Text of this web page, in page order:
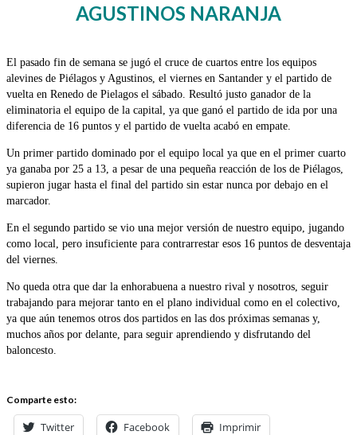
AGUSTINOS NARANJA
El pasado fin de semana se jugó el cruce de cuartos entre los equipos
alevines de Piélagos y Agustinos, el viernes en Santander y el partido de
vuelta en Renedo de Pielagos el sábado. Resultó justo ganador de la
eliminatoria el equipo de la capital, ya que ganó el partido de ida por una
diferencia de 16 puntos y el partido de vuelta acabó en empate.
Un primer partido dominado por el equipo local ya que en el primer cuarto
ya ganaba por 25 a 13, a pesar de una pequeña reacción de los de Piélagos,
supieron jugar hasta el final del partido sin estar nunca por debajo en el
marcador.
En el segundo partido se vio una mejor versión de nuestro equipo, jugando
como local, pero insuficiente para contrarrestar esos 16 puntos de desventaja
del viernes.
No queda otra que dar la enhorabuena a nuestro rival y nosotros, seguir
trabajando para mejorar tanto en el plano individual como en el colectivo,
ya que aún tenemos otros dos partidos en las dos próximas semanas y,
muchos años por delante, para seguir aprendiendo y disfrutando del
baloncesto.
Comparte esto:
Twitter Facebook Imprimir